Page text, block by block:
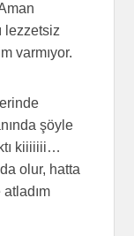
lezzetsiz
varmıyor.
şöyle
kiiiiiii…
olur, hatta